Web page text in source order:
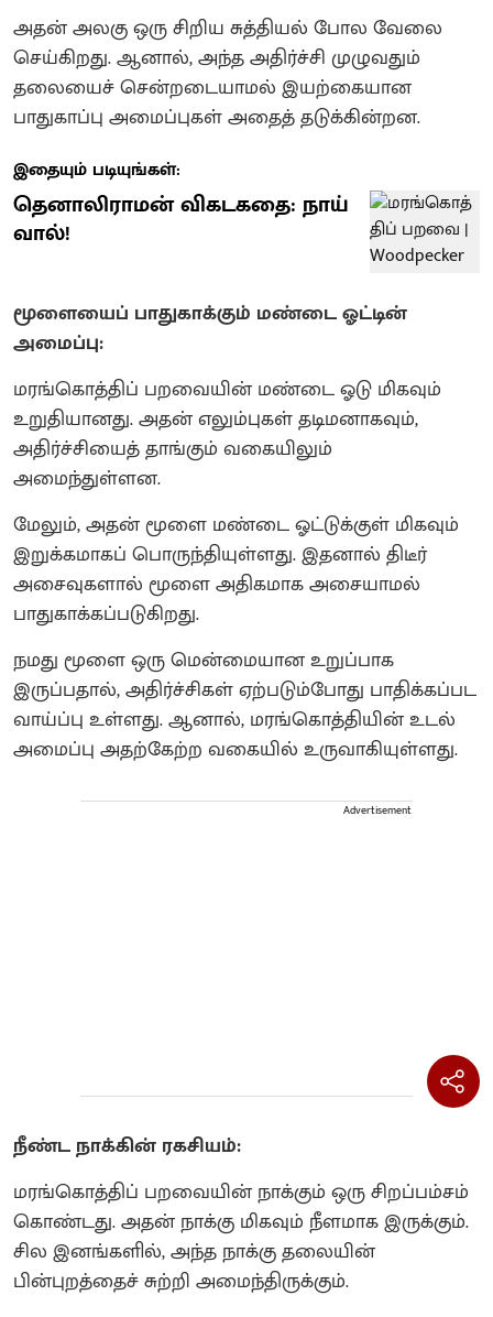
அதன் அலகு ஒரு சிறிய சுத்தியல் போல வேலை
செய்கிறது. ஆனால், அந்த அதிர்ச்சி முழுவதும்
தலையைச் சென்றடையாமல் இயற்கையான
பாதுகாப்பு அமைப்புகள் அதைத் தடுக்கின்றன.
இதையும் படியுங்கள்:
தெனாலிராமன் விகடகதை: நாய்
வால்!
மூளையைப் பாதுகாக்கும் மண்டை ஓட்டின்
அமைப்பு:
மரங்கொத்திப் பறவையின் மண்டை ஓடு மிகவும்
உறுதியானது. அதன் எலும்புகள் தடிமனாகவும்,
அதிர்ச்சியைத் தாங்கும் வகையிலும்
அமைந்துள்ளன.
மேலும், அதன் மூளை மண்டை ஓட்டுக்குள் மிகவும்
இறுக்கமாகப் பொருந்தியுள்ளது. இதனால் திடீர்
அசைவுகளால் மூளை அதிகமாக அசையாமல்
பாதுகாக்கப்படுகிறது.
நமது மூளை ஒரு மென்மையான உறுப்பாக
இருப்பதால், அதிர்ச்சிகள் ஏற்படும்போது பாதிக்கப்பட
வாய்ப்பு உள்ளது. ஆனால், மரங்கொத்தியின் உடல்
அமைப்பு அதற்கேற்ற வகையில் உருவாகியுள்ளது.
Advertisement
நீண்ட நாக்கின் ரகசியம்:
மரங்கொத்திப் பறவையின் நாக்கும் ஒரு சிறப்பம்சம்
கொண்டது. அதன் நாக்கு மிகவும் நீளமாக இருக்கும்.
சில இனங்களில், அந்த நாக்கு தலையின்
பின்புறத்தைச் சுற்றி அமைந்திருக்கும்.